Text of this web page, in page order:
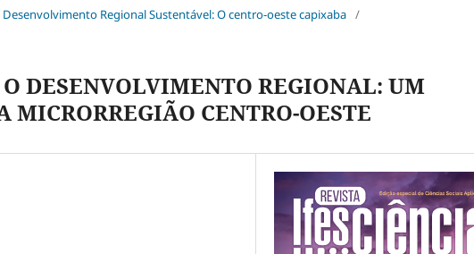
Desenvolvimento Regional Sustentável: O centro-oeste capixaba /
DESENVOLVIMENTO REGIONAL: UM
MICRORREGIÃO CENTRO-OESTE